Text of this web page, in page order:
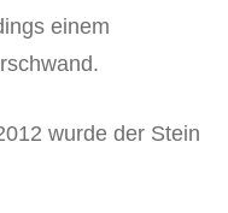
einem
wurde der Stein